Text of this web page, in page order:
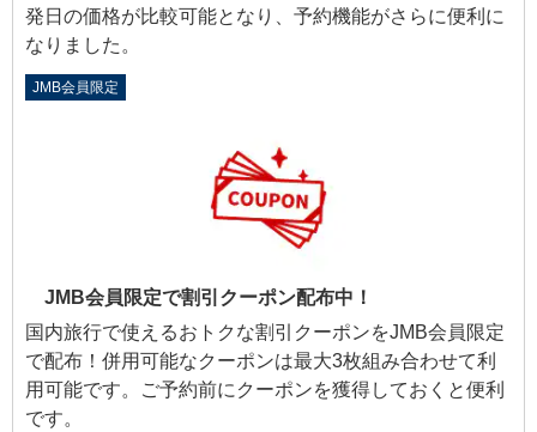
発日の価格が比較可能となり、予約機能がさらに便利に
なりました。
JMB会員限定
JMB会員限定で割引クーポン配布中！
国内旅行で使えるおトクな割引クーポンをJMB会員限定
で配布！併用可能なクーポンは最大3枚組み合わせて利
用可能です。ご予約前にクーポンを獲得しておくと便利
です。